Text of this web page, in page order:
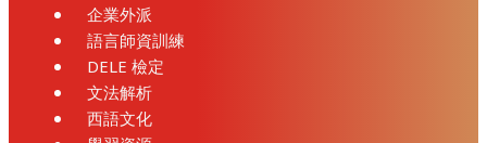
企業外派
語言師資訓練
DELE 檢定
文法解析
西語文化